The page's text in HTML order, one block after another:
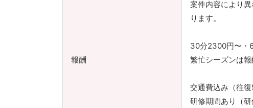
報酬
案件内容により異
ります。
30分2300円〜・
繁忙シーズンは
交通費込み（往
研修期間あり（研